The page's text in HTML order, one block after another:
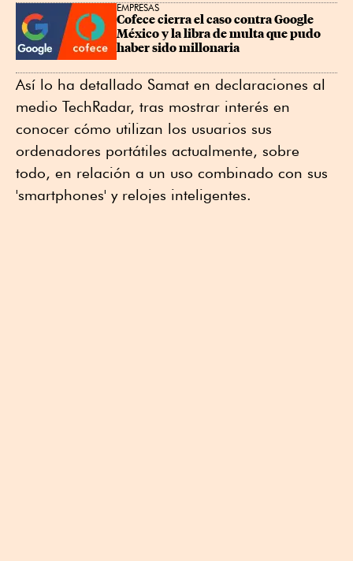
EMPRESAS
Cofece cierra el caso contra Google
México y la libra de multa que pudo
haber sido millonaria
Así lo ha detallado Samat en declaraciones al
medio TechRadar, tras mostrar interés en
conocer cómo utilizan los usuarios sus
ordenadores portátiles actualmente, sobre
todo, en relación a un uso combinado con sus
'smartphones' y relojes inteligentes.